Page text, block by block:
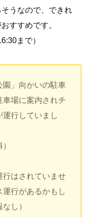
うなので、できれ
すすめです。
まで）
園」向かいの駐車
場に案内されチ
運行していまし
行はされていませ
行があるかもし
し）